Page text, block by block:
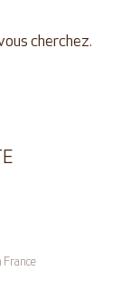
cherchez.
France